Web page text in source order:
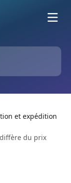
et expédition
du prix